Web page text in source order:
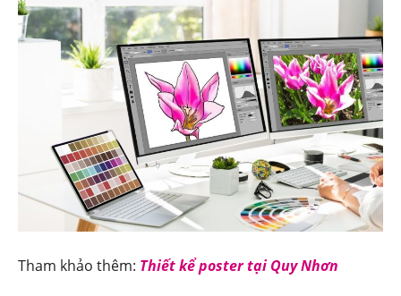
Tham khảo thêm: Thiết kể poster tại Quy Nhơn